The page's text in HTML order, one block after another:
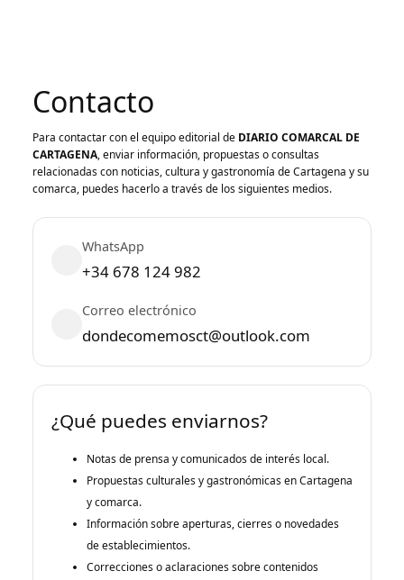
Contacto
Para contactar con el equipo editorial de DIARIO COMARCAL DE
CARTAGENA, enviar información, propuestas o consultas
relacionadas con noticias, cultura y gastronomía de Cartagena y su
comarca, puedes hacerlo a través de los siguientes medios.
WhatsApp
+34 678 124 982
Correo electrónico
dondecomemosct@outlook.com
¿Qué puedes enviarnos?
Notas de prensa y comunicados de interés local.
Propuestas culturales y gastronómicas en Cartagena
y comarca.
Información sobre aperturas, cierres o novedades
de establecimientos.
Correcciones o aclaraciones sobre contenidos